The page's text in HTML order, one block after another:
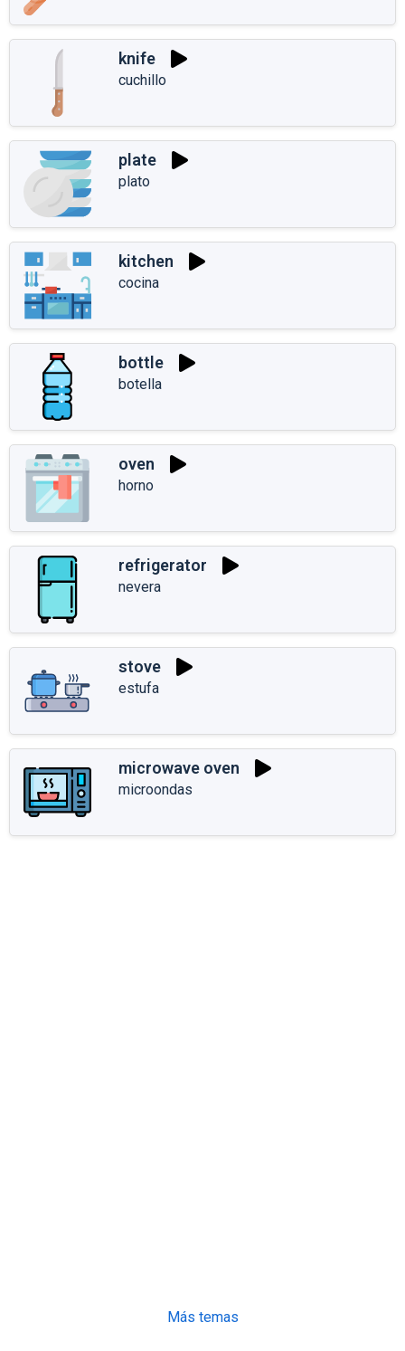
knife
cuchillo
plate
plato
kitchen
cocina
bottle
botella
oven
horno
refrigerator
nevera
stove
estufa
microwave oven
microondas
Más temas